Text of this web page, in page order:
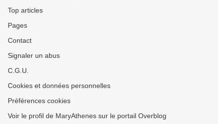
Top articles
Pages
Contact
Signaler un abus
C.G.U.
Cookies et données personnelles
Préférences cookies
Voir le profil de MaryAthenes sur le portail Overblog